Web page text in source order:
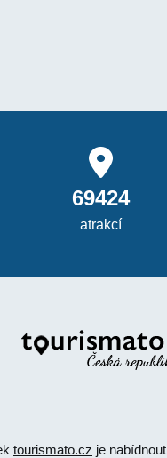
69424
atrakcí
tourismato.cz je nabídnout